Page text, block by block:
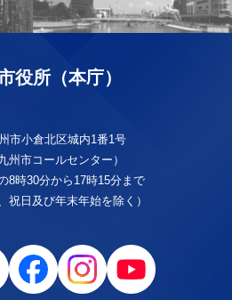
役所（本庁）
市小倉北区城内1番1号
州市コールセンター）
8時30分から17時15分まで
祝日及び年末年始を除く）